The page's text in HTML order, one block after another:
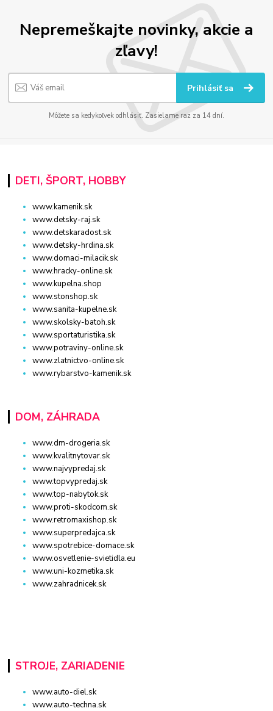
Nepremeškajte novinky, akcie a
zľavy!
Prihlásiť sa
Môžete sa kedykoľvek odhlásiť. Zasielame raz za 14 dní.
DETI, ŠPORT, HOBBY
www.kamenik.sk
www.detsky-raj.sk
www.detskaradost.sk
www.detsky-hrdina.sk
www.domaci-milacik.sk
www.hracky-online.sk
www.kupelna.shop
www.stonshop.sk
www.sanita-kupelne.sk
www.skolsky-batoh.sk
www.sportaturistika.sk
www.potraviny-online.sk
www.zlatnictvo-online.sk
www.rybarstvo-kamenik.sk
DOM, ZÁHRADA
www.dm-drogeria.sk
www.kvalitnytovar.sk
www.najvypredaj.sk
www.topvypredaj.sk
www.top-nabytok.sk
www.proti-skodcom.sk
www.retromaxishop.sk
www.superpredajca.sk
www.spotrebice-domace.sk
www.osvetlenie-svietidla.eu
www.uni-kozmetika.sk
www.zahradnicek.sk
STROJE, ZARIADENIE
www.auto-diel.sk
www.auto-techna.sk